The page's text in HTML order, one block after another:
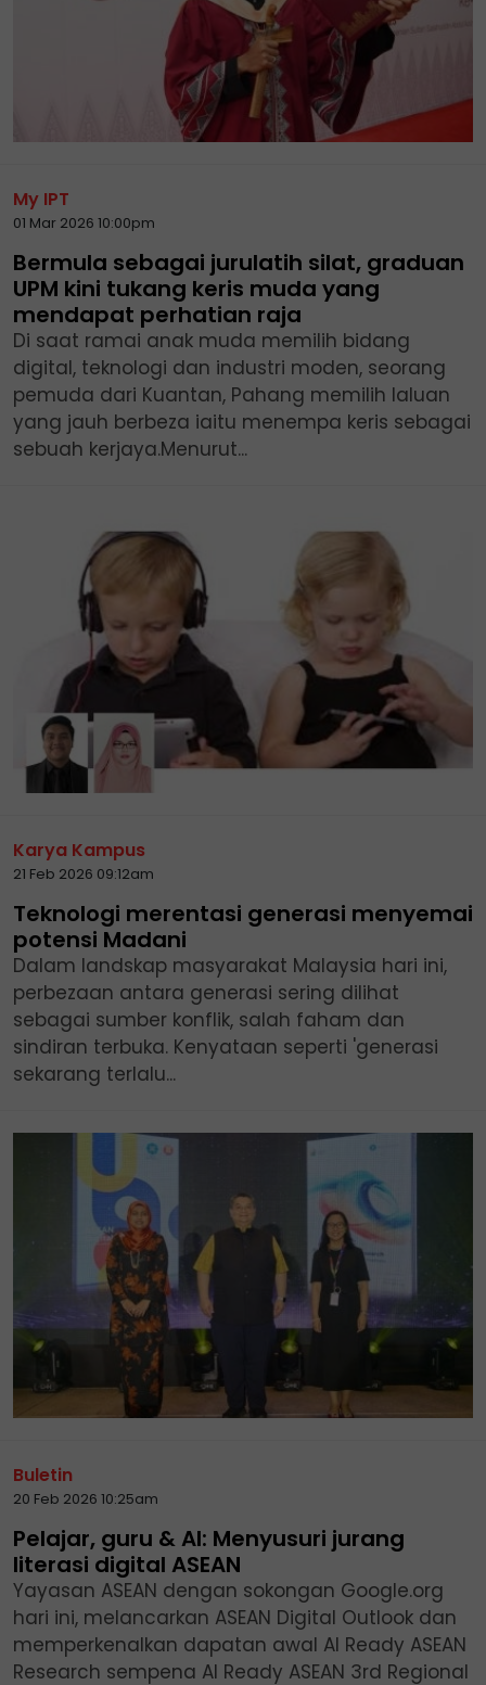
My IPT
01 Mar 2026 10:00pm
Bermula sebagai jurulatih silat, graduan
UPM kini tukang keris muda yang
mendapat perhatian raja
Di saat ramai anak muda memilih bidang
digital, teknologi dan industri moden, seorang
pemuda dari Kuantan, Pahang memilih laluan
yang jauh berbeza iaitu menempa keris sebagai
sebuah kerjaya.Menurut...
Karya Kampus
21 Feb 2026 09:12am
Teknologi merentasi generasi menyemai
potensi Madani
Dalam landskap masyarakat Malaysia hari ini,
perbezaan antara generasi sering dilihat
sebagai sumber konflik, salah faham dan
sindiran terbuka. Kenyataan seperti 'generasi
sekarang terlalu...
Buletin
20 Feb 2026 10:25am
Pelajar, guru & AI: Menyusuri jurang
literasi digital ASEAN
Yayasan ASEAN dengan sokongan Google.org
hari ini, melancarkan ASEAN Digital Outlook dan
memperkenalkan dapatan awal AI Ready ASEAN
Research sempena AI Ready ASEAN 3rd Regional